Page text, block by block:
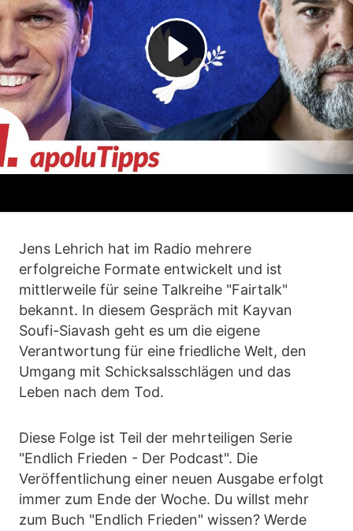
Jens Lehrich hat im Radio mehrere
erfolgreiche Formate entwickelt und ist
mittlerweile für seine Talkreihe "Fairtalk"
bekannt. In diesem Gespräch mit Kayvan
Soufi-Siavash geht es um die eigene
Verantwortung für eine friedliche Welt, den
Umgang mit Schicksalsschlägen und das
Leben nach dem Tod.
Diese Folge ist Teil der mehrteiligen Serie
"Endlich Frieden - Der Podcast". Die
Veröffentlichung einer neuen Ausgabe erfolgt
immer zum Ende der Woche. Du willst mehr
zum Buch "Endlich Frieden" wissen? Werde